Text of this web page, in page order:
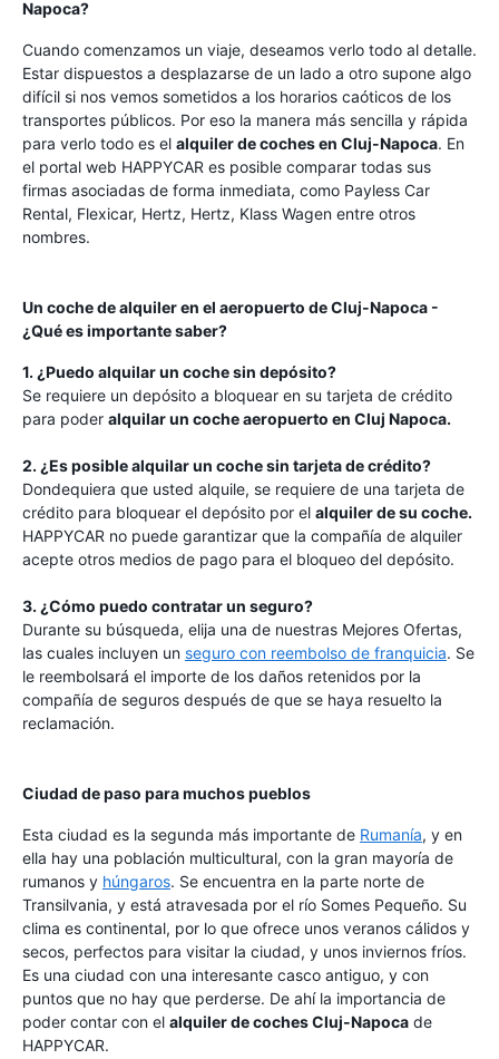
Napoca?
Cuando comenzamos un viaje, deseamos verlo todo al detalle.
Estar dispuestos a desplazarse de un lado a otro supone algo
difícil si nos vemos sometidos a los horarios caóticos de los
transportes públicos. Por eso la manera más sencilla y rápida
para verlo todo es el alquiler de coches en Cluj-Napoca. En
el portal web HAPPYCAR es posible comparar todas sus
firmas asociadas de forma inmediata, como Payless Car
Rental, Flexicar, Hertz, Hertz, Klass Wagen entre otros
nombres.
Un coche de alquiler en el aeropuerto de Cluj-Napoca -
¿Qué es importante saber?
1. ¿Puedo alquilar un coche sin depósito?
Se requiere un depósito a bloquear en su tarjeta de crédito
para poder alquilar un coche aeropuerto en Cluj Napoca.
2. ¿Es posible alquilar un coche sin tarjeta de crédito?
Dondequiera que usted alquile, se requiere de una tarjeta de
crédito para bloquear el depósito por el alquiler de su coche.
HAPPYCAR no puede garantizar que la compañía de alquiler
acepte otros medios de pago para el bloqueo del depósito.
3. ¿Cómo puedo contratar un seguro?
Durante su búsqueda, elija una de nuestras Mejores Ofertas,
las cuales incluyen un seguro con reembolso de franquicia. Se
le reembolsará el importe de los daños retenidos por la
compañía de seguros después de que se haya resuelto la
reclamación.
Ciudad de paso para muchos pueblos
Esta ciudad es la segunda más importante de Rumanía, y en
ella hay una población multicultural, con la gran mayoría de
rumanos y húngaros. Se encuentra en la parte norte de
Transilvania, y está atravesada por el río Somes Pequeño. Su
clima es continental, por lo que ofrece unos veranos cálidos y
secos, perfectos para visitar la ciudad, y unos inviernos fríos.
Es una ciudad con una interesante casco antiguo, y con
puntos que no hay que perderse. De ahí la importancia de
poder contar con el alquiler de coches Cluj-Napoca de
HAPPYCAR.